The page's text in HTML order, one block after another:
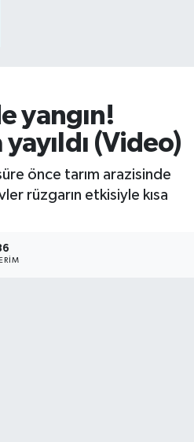
yangın!
(Video)
önce tarım arazisinde
rüzgarın etkisiyle kısa